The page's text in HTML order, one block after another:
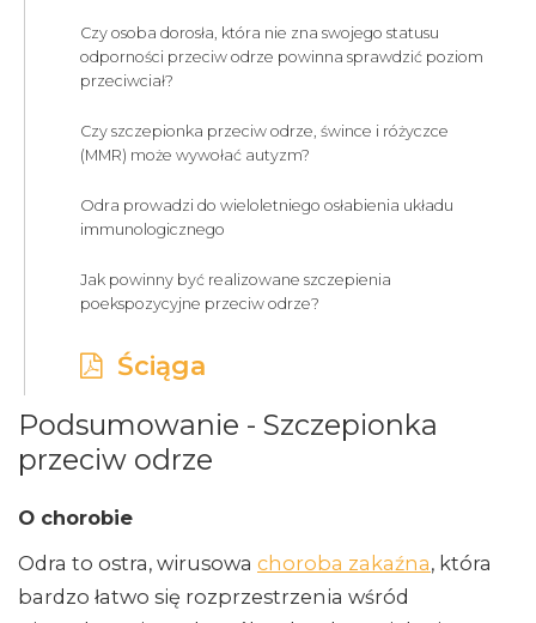
Czy osoba dorosła, która nie zna swojego statusu
odporności przeciw odrze powinna sprawdzić poziom
przeciwciał?
Czy szczepionka przeciw odrze, śwince i różyczce
(MMR) może wywołać autyzm?
Odra prowadzi do wieloletniego osłabienia układu
immunologicznego
Jak powinny być realizowane szczepienia
poekspozycyjne przeciw odrze?
Ściąga
Podsumowanie - Szczepionka
przeciw odrze
O chorobie
Odra to ostra, wirusowa choroba zakaźna, która
bardzo łatwo się rozprzestrzenia wśród